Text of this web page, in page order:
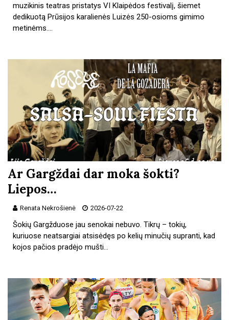
muzikinis teatras pristatys VI Klaipėdos festivalį, šiemet
dedikuotą Prūsijos karalienės Luizės 250-osioms gimimo
metinėms.…
Ar Gargždai dar moka šokti?
Liepos…
Renata Nekrošienė 2026-07-22
Šokių Gargžduose jau senokai nebuvo. Tikrų – tokių,
kuriuose neatsargiai atsisėdęs po kelių minučių supranti, kad
kojos pačios pradėjo mušti…